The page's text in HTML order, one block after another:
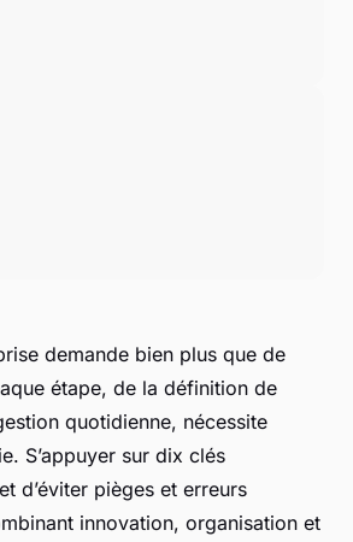
demande bien plus que de
étape, de la définition de
quotidienne, nécessite
S’appuyer sur dix clés
d’éviter pièges et erreurs
innovation, organisation et